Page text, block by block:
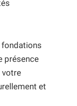
fondations
présence
votre
et